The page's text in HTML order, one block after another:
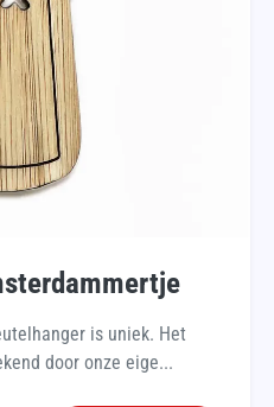
is uniek. Het
door onze eige...